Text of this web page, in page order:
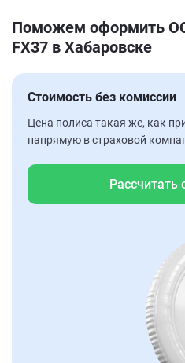
Поможем оформить
FX37 в Хабаровске
Стоимость без комиссии
Цена полиса такая же, как
напрямую в страховой
Рассчитать